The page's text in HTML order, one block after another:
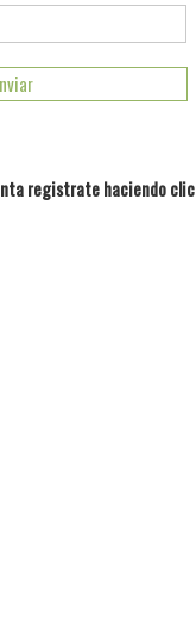
registrate haciendo clic